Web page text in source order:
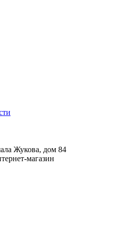
Жукова, дом 84
магазин